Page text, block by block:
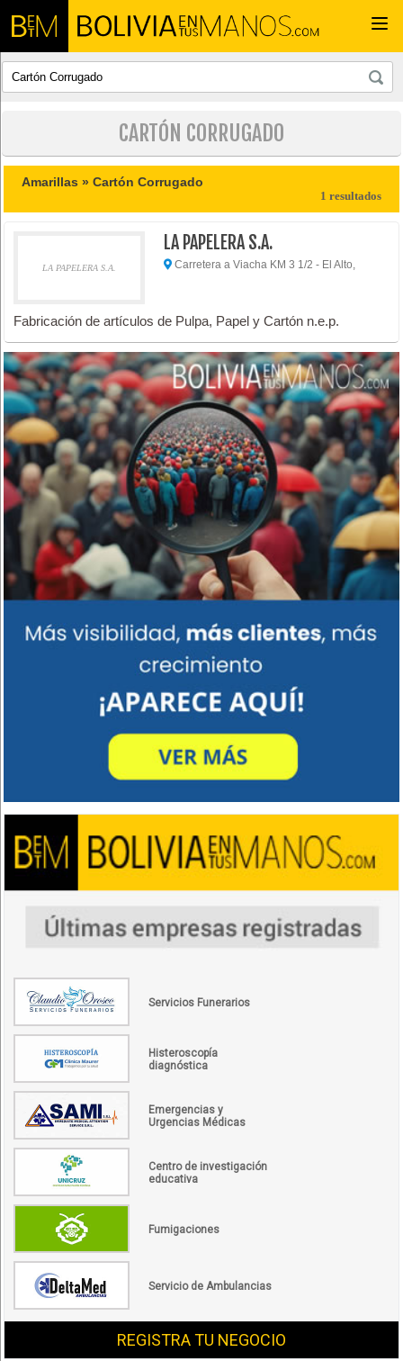
CARTÓN CORRUGADO
Amarillas »Cartón Corrugado
1 resultados
LA PAPELERA S.A.
LA PAPELERA S.A.
Carretera a Viacha KM 3 1/2 - El Alto,
Fabricación de artículos de Pulpa, Papel y Cartón n.e.p.
Servicios Funerarios
Histeroscopía
diagnóstica
Emergencias y
Urgencias Médicas
Centro de investigación
educativa
Fumigaciones
Servicio de Ambulancias
REGISTRA TU NEGOCIO